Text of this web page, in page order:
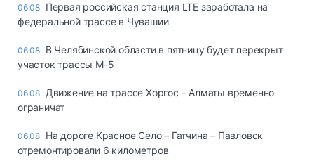
06.08 Первая российская станция LTE заработала на
федеральной трассе в Чувашии
06.08 В Челябинской области в пятницу будет перекрыт
участок трассы М-5
06.08 Движение на трассе Хоргос – Алматы временно
ограничат
06.08 На дороге Красное Село – Гатчина – Павловск
отремонтировали 6 километров